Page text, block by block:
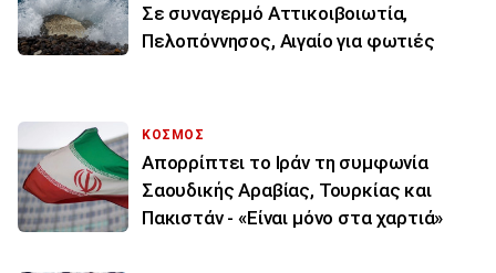
Σε συναγερμό Αττικοιβοιωτία,
Πελοπόννησος, Αιγαίο για φωτιές
ΚΟΣΜΟΣ
Απορρίπτει το Ιράν τη συμφωνία
Σαουδικής Αραβίας, Τουρκίας και
Πακιστάν - «Είναι μόνο στα χαρτιά»